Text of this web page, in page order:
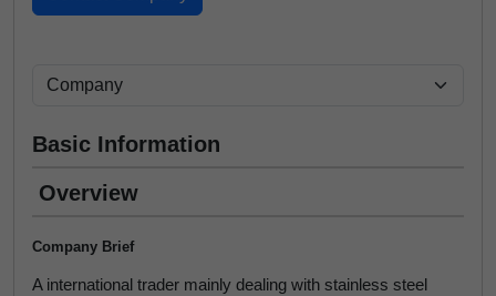
Basic Information
Overview
Company Brief
A international trader mainly dealing with stainless steel